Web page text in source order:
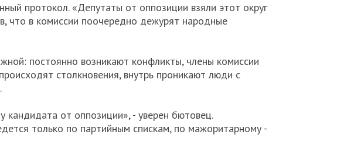
протокол. «Депутаты от оппозиции взяли этот округ
что в комиссии поочередно дежурят народные
постоянно возникают конфликты, члены комиссии
столкновения, внутрь проникают люди с
от оппозиции», - уверен бютовец.
только по партийным спискам, по мажоритарному -